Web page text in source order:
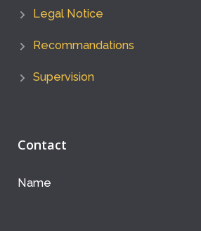
Legal Notice
Recommandations
Supervision
Contact
Name